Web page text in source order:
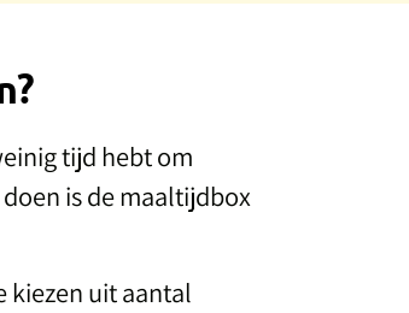
tijd hebt om
is de maaltijdbox
kiezen uit aantal